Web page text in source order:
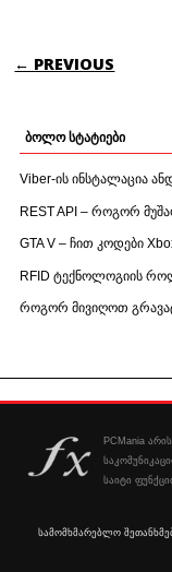
POST
← PREVIOUS
ბოლო სტატიები
Viber-ის ინსტალაცია
REST API – როგორ
GTA V – ჩით კოდები
RFID ტექნოლოგიის
როგორ მივიღოთ
PCMania
საიტი
სამომხმარებლო